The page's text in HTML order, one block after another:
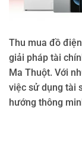
Thu mua đồ
giải pháp tài
Ma Thuột. Với
việc sử dụng tài
hướng thông